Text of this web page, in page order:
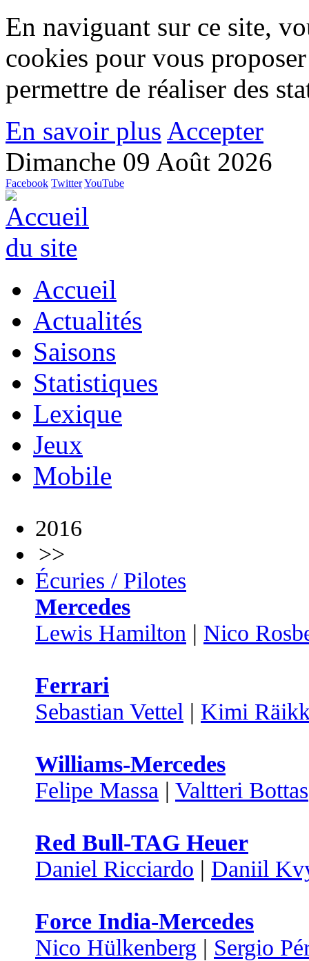
En naviguant sur ce site,
cookies pour vous
permettre de réaliser des
En savoir plus Accepter
Dimanche 09 Août 2026
Facebook TwitterYouTube
Accueil
Actualités
Saisons
Statistiques
Lexique
Jeux
Mobile
2016
>>
Écuries / Pilotes
Mercedes
Lewis Hamilton | Nico
Ferrari
Sebastian Vettel | Kimi
Williams-Mercedes
Felipe Massa | Valtteri Bottas
Red Bull-TAG Heuer
Daniel Ricciardo | Daniil
Force India-Mercedes
Nico Hülkenberg | Sergio